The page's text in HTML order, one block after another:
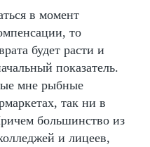
в момент
то
будет расти и
показатель.
мне рыбные
так ни в
большинство из
и лицеев,